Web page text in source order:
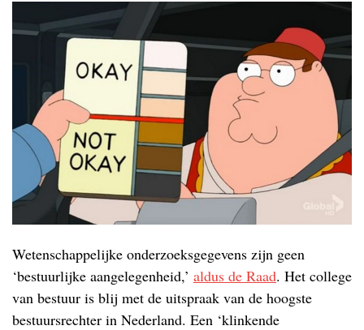
Wetenschappelijke onderzoeksgegevens zijn geen
‘bestuurlijke aangelegenheid,’ aldus de Raad. Het college
van bestuur is blij met de uitspraak van de hoogste
bestuursrechter in Nederland. Een ‘klinkende